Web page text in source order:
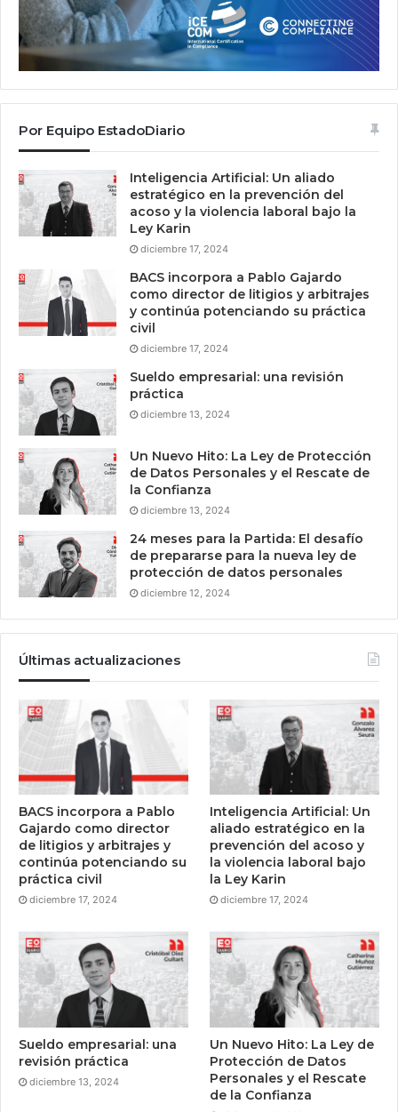
Por Equipo EstadoDiario
Inteligencia Artificial: Un aliado
estratégico en la prevención del
acoso y la violencia laboral bajo la
Ley Karin
diciembre 17, 2024
BACS incorpora a Pablo Gajardo
como director de litigios y arbitrajes
y continúa potenciando su práctica
civil
diciembre 17, 2024
Sueldo empresarial: una revisión
práctica
diciembre 13, 2024
Un Nuevo Hito: La Ley de Protección
de Datos Personales y el Rescate de
la Confianza
diciembre 13, 2024
24 meses para la Partida: El desafío
de prepararse para la nueva ley de
protección de datos personales
diciembre 12, 2024
Últimas actualizaciones
BACS incorpora a Pablo
Gajardo como director
de litigios y arbitrajes y
continúa potenciando su
práctica civil
diciembre 17, 2024
Inteligencia Artificial: Un
aliado estratégico en la
prevención del acoso y
la violencia laboral bajo
la Ley Karin
diciembre 17, 2024
Sueldo empresarial: una
revisión práctica
diciembre 13, 2024
Un Nuevo Hito: La Ley de
Protección de Datos
Personales y el Rescate
de la Confianza